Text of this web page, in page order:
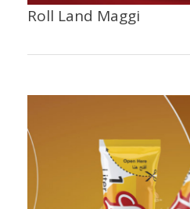
Roll Land Maggi